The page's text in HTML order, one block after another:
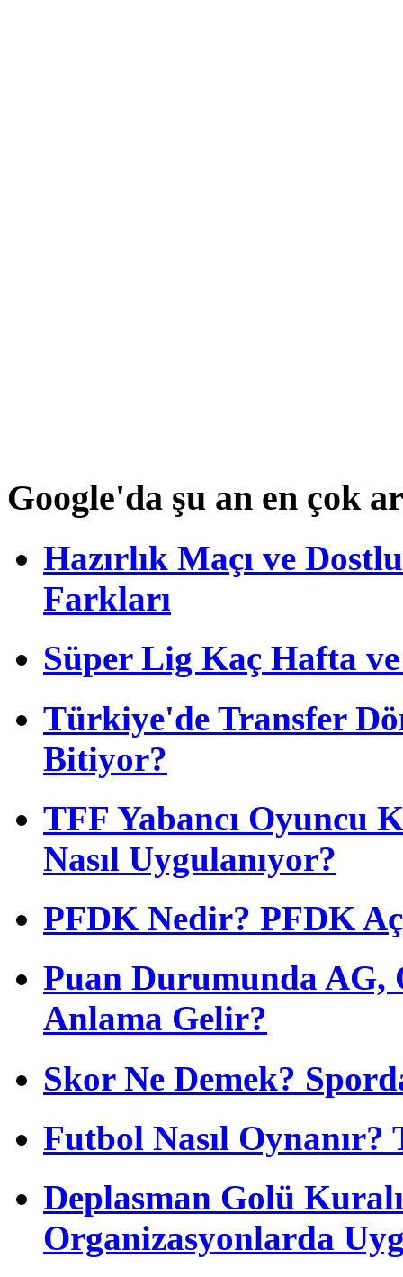
Google'da şu an en çok
Hazırlık Maçı ve
Farkları
Süper Lig Kaç Hafta
Türkiye'de Transfer
Bitiyor?
TFF Yabancı Oyuncu
Nasıl Uygulanıyor?
PFDK Nedir? PFDK
Puan Durumunda AG,
Anlama Gelir?
Skor Ne Demek?
Futbol Nasıl
Deplasman Golü
Organizasyonlarda